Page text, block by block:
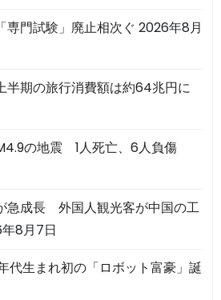
専門試験」廃止相次ぐ 2026年8月
半期の旅行消費額は約64兆円に
の地震 1人死亡、6人負傷
急成長 外国人観光客が中国の工
8月7日
代生まれ初の「ロボット富豪」誕